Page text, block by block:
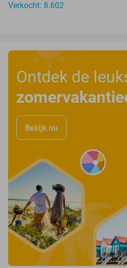
Verkocht: 8.602
Ontdek de
Bekijk nu